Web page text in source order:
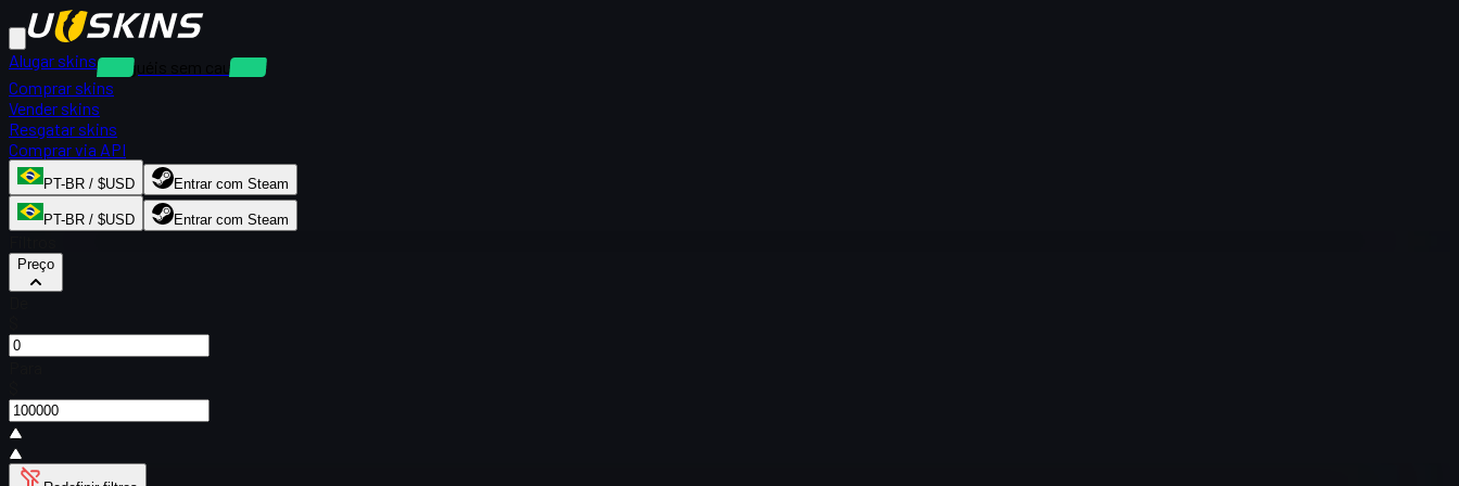
Alugar skins
Aluguéis sem caução
Comprar skins
Vender skins
Resgatar skins
Comprar via API
PT-BR / $USD Entrar com Steam
PT-BR / $USD Entrar com Steam
Preço